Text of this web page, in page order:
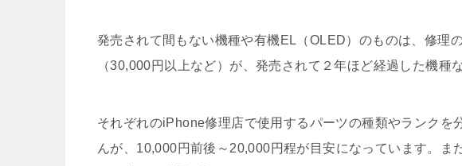
発売されて間もない機種や有機EL（OLED）のものは、修理
（30,000円以上など）が、発売されて２年ほど経過した機種
それぞれのiPhone修理店で使用するパーツの種類やランクを
んが、10,000円前後～20,000円程が目安になっています。ま